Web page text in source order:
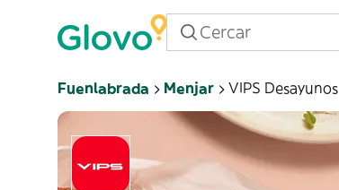
Fuenlabrada Menjar VIPS Desayunos